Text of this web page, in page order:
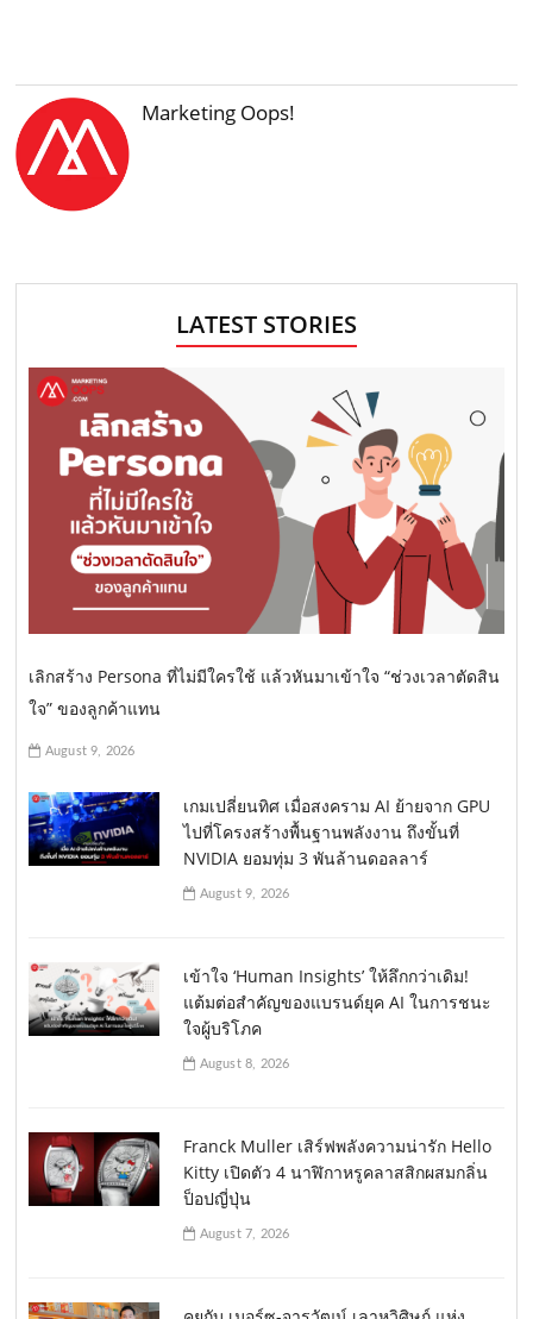
Marketing Oops!
LATEST STORIES
เลิกสร้าง Persona ที่ไม่มีใครใช้ แล้วหันมาเข้าใจ “ช่วงเวลาตัดสิน
ใจ” ของลูกค้าแทน
August 9, 2026
เกมเปลี่ยนทิศ เมื่อสงคราม AI ย้ายจาก GPU
ไปที่โครงสร้างพื้นฐานพลังงาน ถึงขั้นที่
NVIDIA ยอมทุ่ม 3 พันล้านดอลลาร์
August 9, 2026
เข้าใจ ‘Human Insights’ ให้ลึกกว่าเดิม!
แต้มต่อสำคัญของแบรนด์ยุค AI ในการชนะ
ใจผู้บริโภค
August 8, 2026
Franck Muller เสิร์ฟพลังความน่ารัก Hello
Kitty เปิดตัว 4 นาฬิกาหรูคลาสสิกผสมกลิ่น
ป็อปญี่ปุ่น
August 7, 2026